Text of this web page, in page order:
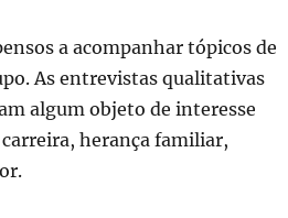
a acompanhar tópicos de
As entrevistas qualitativas
algum objeto de interesse
herança familiar,